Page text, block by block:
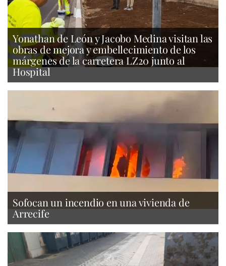
Yonathan de León y Jacobo Medina visitan las
obras de mejora y embellecimiento de los
márgenes de la carretera LZ20 junto al
Hospital
Sofocan un incendio en una vivienda de
Arrecife